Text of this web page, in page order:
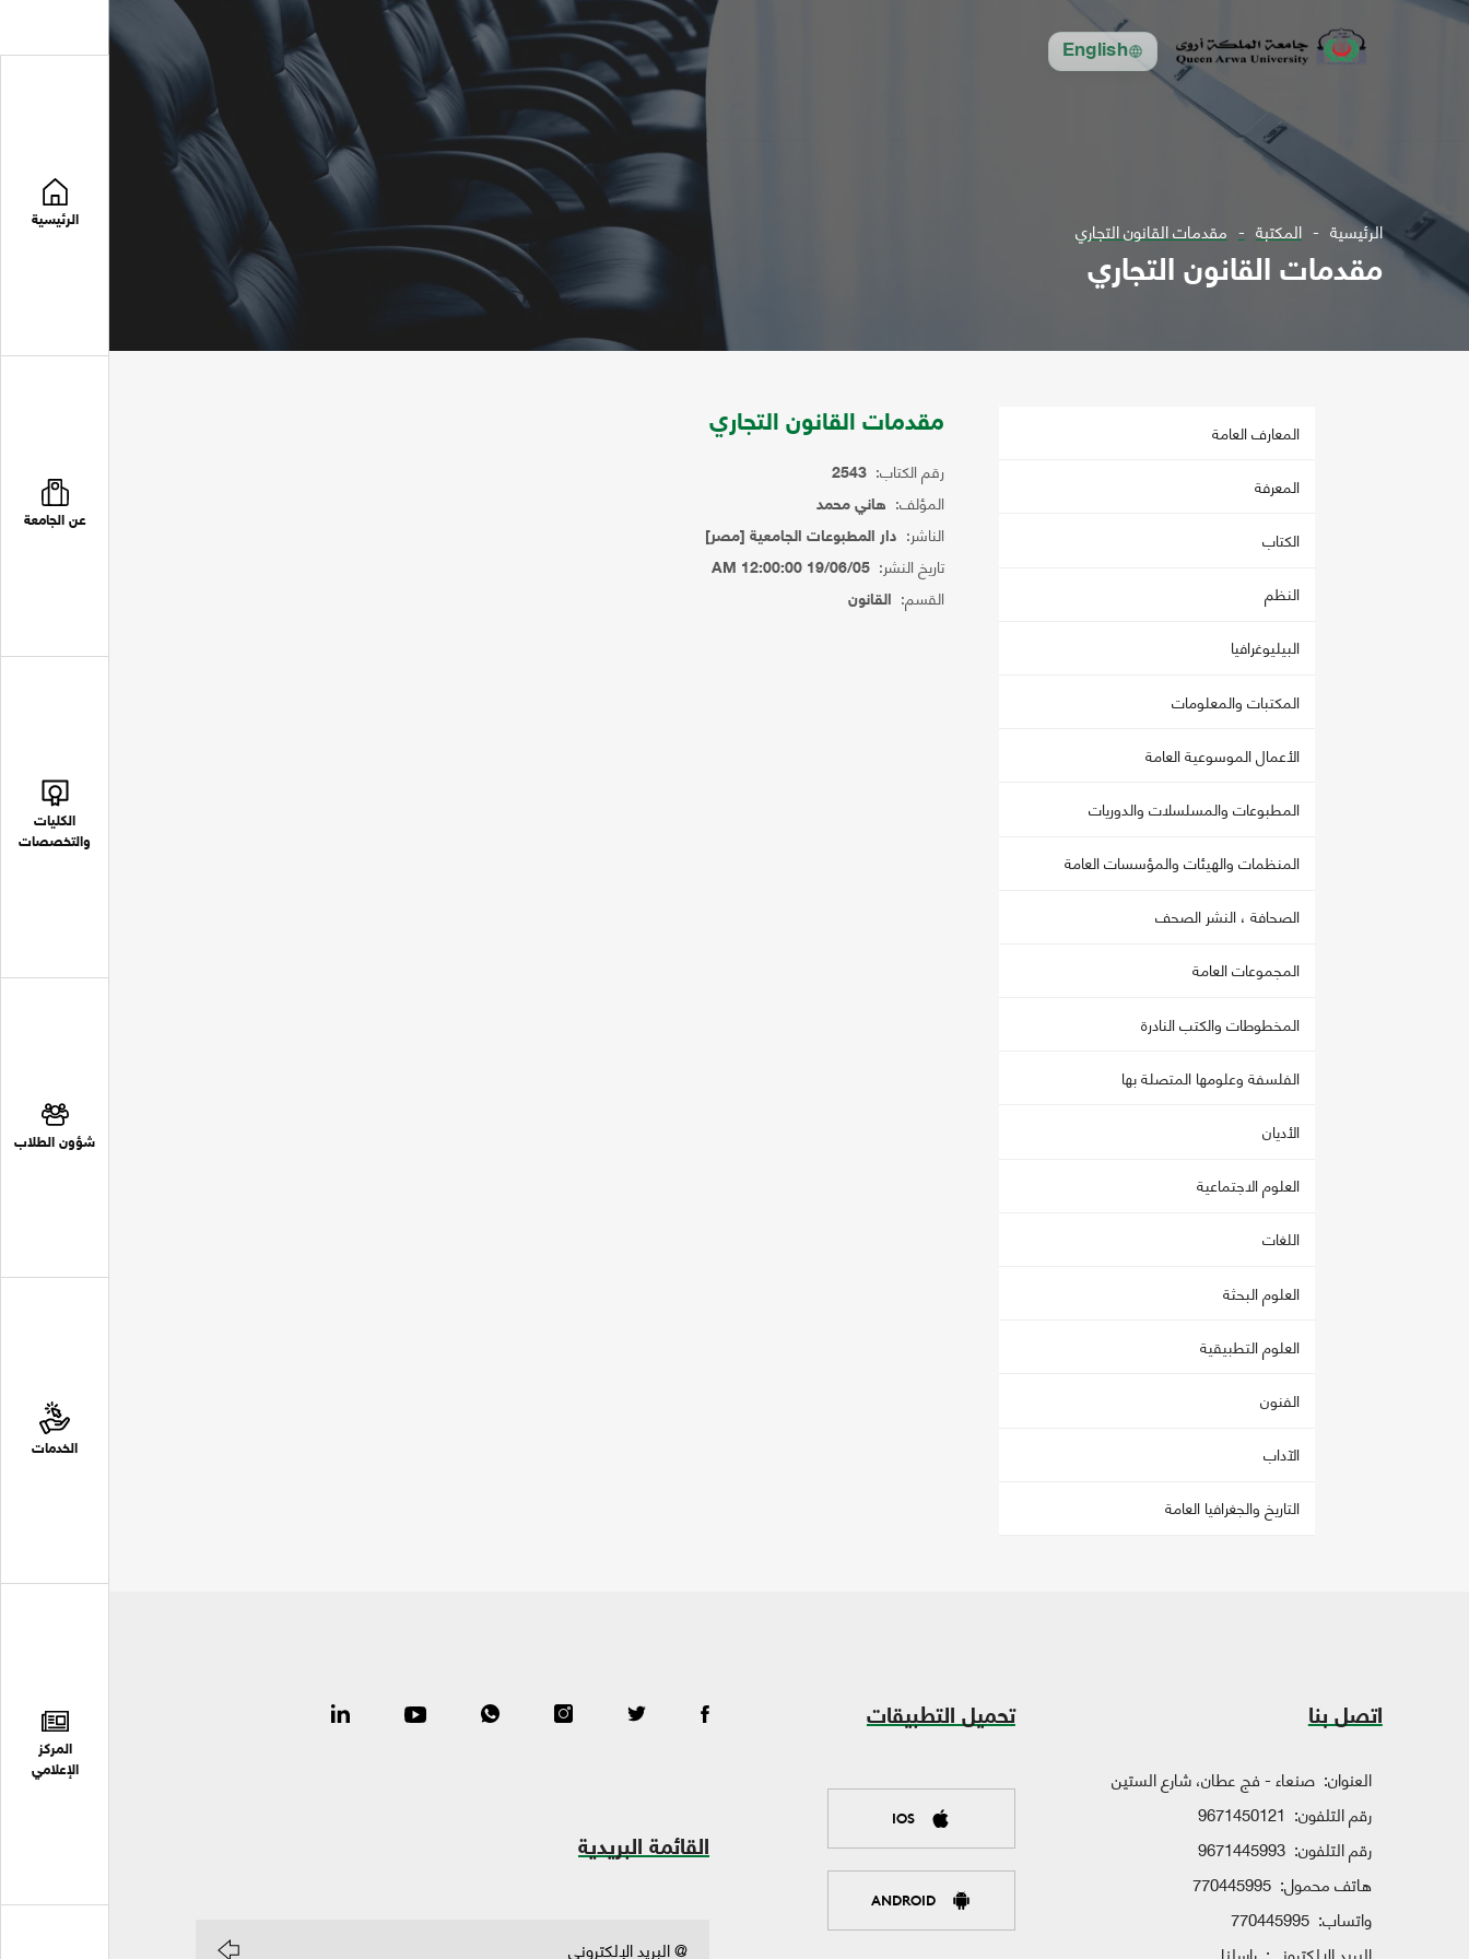
English
الرئيسية
عن الجامعة
الكليات
والتخصصات
شؤون الطلاب
الخدمات
المركز
الإعلامي
الرئيسية المكتبة مقدمات القانون التجاري
مقدمات القانون التجاري
المعارف العامة
المعرفة
الكتاب
النظم
البيليوغرافيا
المكتبات والمعلومات
الأعمال الموسوعية العامة
المطبوعات والمسلسلات والدوريات
المنظمات والهيئات والمؤسسات العامة
الصحافة ، النشر الصحف
المجموعات العامة
المخطوطات والكتب النادرة
الفلسفة وعلومها المتصلة بها
الأديان
العلوم الاجتماعية
اللغات
العلوم البحثة
العلوم التطبيقية
الفنون
الآداب
التاريخ والجغرافيا العامة
مقدمات القانون التجاري
رقم الكتاب: 2543
المؤلف: هاني محمد
الناشر: دار المطبوعات الجامعية [مصر]
تاريخ النشر: 19/06/05 12:00:00 AM
القسم: القانون
اتصل بنا
العنوان: صنعاء - فج عطان، شارع الستين
رقم التلفون: 9671450121
رقم التلفون: 9671445993
هاتف محمول: 770445995
واتساب: 770445995
تحميل التطبيقات
IOS
ANDROID
القائمة البريدية